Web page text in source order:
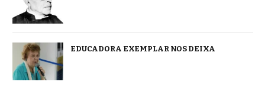
EDUCADORA EXEMPLAR NOS DEIXA